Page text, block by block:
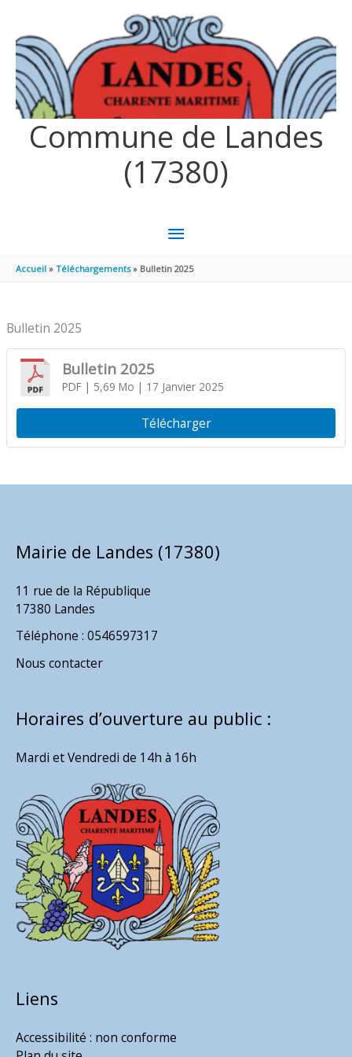
Commune de Landes
(17380)
MENU
PRINCIPAL
Accueil Téléchargements Bulletin 2025
Bulletin 2025
Bulletin 2025
PDF| 5,69 Mo | 17 Janvier 2025
Télécharger
Mairie de Landes (17380)
11 rue de la République
17380 Landes
Téléphone : 0546597317
Nous contacter
Horaires d’ouverture au public :
Mardi et Vendredi de 14h à 16h
Liens
Accessibilité : non conforme